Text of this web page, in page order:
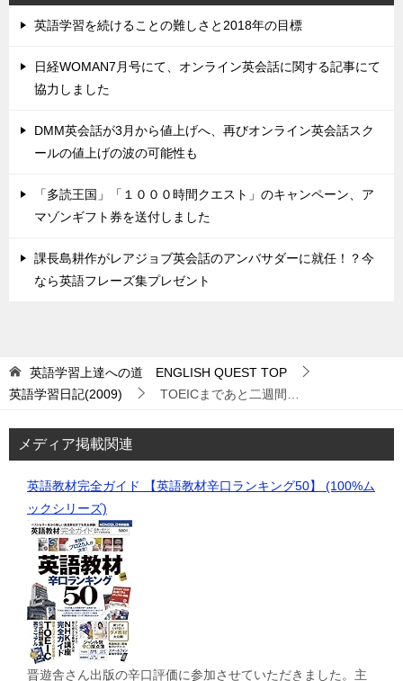
英語学習を続けることの難しさと2018年の目標
日経WOMAN7月号にて、オンライン英会話に関する記事にて
協力しました
DMM英会話が3月から値上げへ、再びオンライン英会話スク
ールの値上げの波の可能性も
「多読王国」「１０００時間クエスト」のキャンペーン、ア
マゾンギフト券を送付しました
課長島耕作がレアジョブ英会話のアンバサダーに就任！？今
なら英語フレーズ集プレゼント
英語学習上達への道 ENGLISH QUEST TOP
英語学習日記(2009)
TOEICまであと二週間…
メディア掲載関連
英語教材完全ガイド 【英語教材辛口ランキング50】 (100%ム
ックシリーズ)
晋遊舎さん出版の辛口評価に参加させていただきました。主